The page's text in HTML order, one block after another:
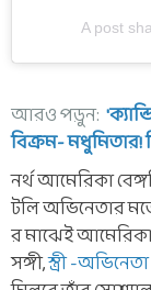
A post
আরও পড়ুন:
বিক্রম- মধুমিতার!
নর্থ আমেরিকা
টলি অভিনেতার
র মাঝেই
সঙ্গী,স্ত্রী -